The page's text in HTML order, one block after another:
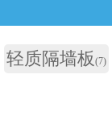
轻质隔墙板 (7)